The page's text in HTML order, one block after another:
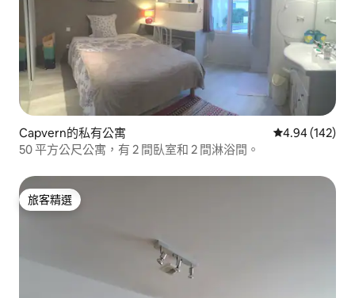
Capvern的私有公寓 從 142 則評價
4.94 (142)
50 平方公尺公寓，有 2 間臥室和 2 間淋浴間。
旅客精選
旅客精選